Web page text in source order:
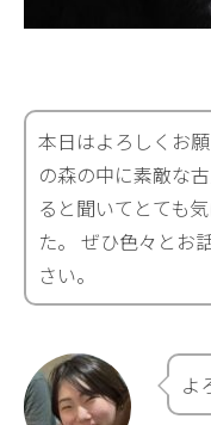
本日はよろしくお
の森の中に素敵な
ると聞いてとても
た。 ぜひ色々とお
さい。
よ